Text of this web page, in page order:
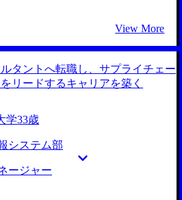
る段階に時間がかかり、苦手意識を
、フィードバックの中で正木さん
題の紹介をしていただき慣れてい
ース面接への抵抗感を減らすことが
ケジュール調整や書類の添削をす
の余裕も持つことができ、毎度の面
焦ってしまい、論理的な話し方が
した。面接の内容を詰めるだけで
とよいと思います。 転職前は年
780万円となりました。
の経験から、商材ありきの営業は
その商材に偏ってしまうことか
ないと感じていました。もっと顧
ービス提供を行いたいと思い、コン
を大量に勧められて、正直ショック
の永井さんは、私の話をし
で、私のニーズに沿ったコンサル
てくれました。 私の経歴から人
ていただき、ここに該当する求人
View More
タントへ転職し、サプライチェー
リードするキャリアを築く
学33歳
システム部
ージャー